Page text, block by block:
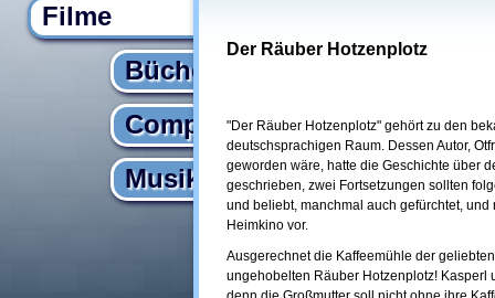
Filme
Bücher
Computer
Musik
Der Räuber Hotzenplotz
"Der Räuber Hotzenplotz" gehört zu den
deutschsprachigen Raum. Dessen Autor,
geworden wäre, hatte die Geschichte über
geschrieben, zwei Fortsetzungen sollten
und beliebt, manchmal auch gefürchtet,
Heimkino vor.
Ausgerechnet die Kaffeemühle der
ungehobelten Räuber Hotzenplotz! Kasperl